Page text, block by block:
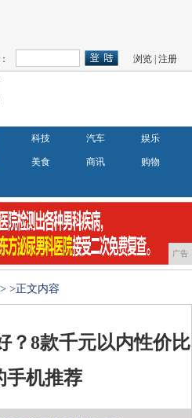
浏览 |注册
科技 汽车 娱乐
美食 商讯 购物
广告
> >正文内容
？8款千元以内性价比
手机推荐